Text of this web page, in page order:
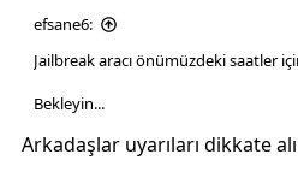
efsane6:
Jailbreak aracı önümüzdeki saatler
Bekleyin...
Arkadaşlar uyarıları dikkate